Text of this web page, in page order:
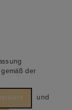
der
679
und